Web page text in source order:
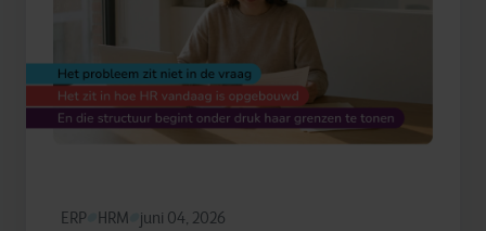
ERP HRM juni 04, 2026